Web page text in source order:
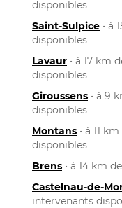
disponibles
Saint-Sulpice • à
disponibles
Lavaur • à 17 km
disponibles
Giroussens • à 9
disponibles
Montans • à 11
disponibles
Brens • à 14 km
Castelnau-de-
intervenants